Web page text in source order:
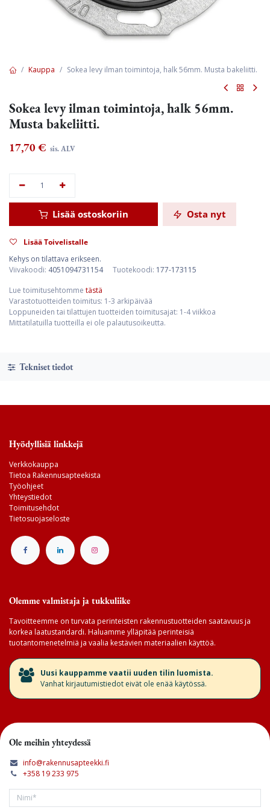
Kauppa Sokea levy ilman toimintoja, halk 56mm. Musta bakeliitti.
Sokea levy ilman toimintoja, halk 56mm.
Musta bakeliitti.
17,70 € sis. ALV
Lisää ostoskoriin Osta nyt
Lisää Toivelistalle
Kehys on tilattava erikseen.
Viivakoodi: 4051094731154 Tuotekoodi: 177-173115
Lue toimitusehtomme tästä
Varastotuotteiden toimitus: 1-3 arkipäivää
Loppuneiden tai tilattujen tuotteiden toimitusajat: 1-4 viikkoa
Mittatilatuilla tuotteilla ei ole palautusoikeutta.
Tekniset tiedot
Hyödyllisiä linkkejä
Verkkokauppa
Tietoa Rakennusapteekista
Työohjeet
Yhteystiedot
Toimitusehdot
Tietosuojaseloste
Olemme valmistaja ja tukkuliike
Tavoitteemme on turvata perinteisten rakennustuotteiden saatavuus ja
korkea laatustandardi. Haluamme ylläpitää perinteisiä
tuotantomenetelmiä ja vaalia kestävien materiaalien käyttöä.
​Uusi kauppamme vaatii uuden tilin luomista.
Vanhat kirjautumistiedot eivät ole enää käytössä.
Ole meihin yhteydessä
info@rakennusapteekki.fi
+358 19 233 975